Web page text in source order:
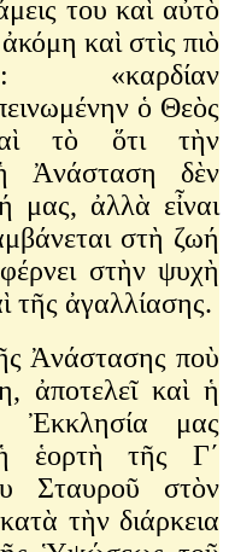
του καὶ αὐτὸ
καὶ στὶς πιὸ
«καρδίαν
ὁ Θεὸς
τὸ ὅτι τὴν
Ἀνάσταση δὲν
μας, ἀλλὰ εἶναι
στὴ ζωή
στὴν ψυχὴ
τῆς ἀγαλλίασης.
ποὺ
ἀποτελεῖ καὶ ἡ
μας
ἡ ἑορτὴ τῆς Γ΄
Σταυροῦ στὸν
τὴν διάρκεια